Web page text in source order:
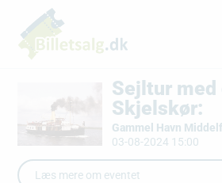
Sejltur
Skjelskør:
Gammel Havn
03-08-2024 15:00
Læs mere om eventet